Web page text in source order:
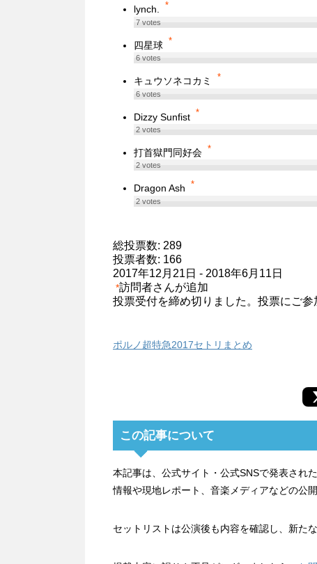
lynch. *
7votes
四星球 *
6votes
キュウソネコカミ *
6votes
Dizzy Sunfist *
2votes
打首獄門同好会 *
2votes
Dragon Ash *
2votes
総投票数: 289
投票者数: 166
2017年12月21日 - 2018年6月11日
*訪問者さんが追加
投票受付を締め切りました。投票にご
ポルノ超特急2017セトリまとめ
この記事について
本記事は、公式サイト・公式SNSで発表され
情報や現地レポート、音楽メディアなどの公
セットリストは公演後も内容を確認し、新た